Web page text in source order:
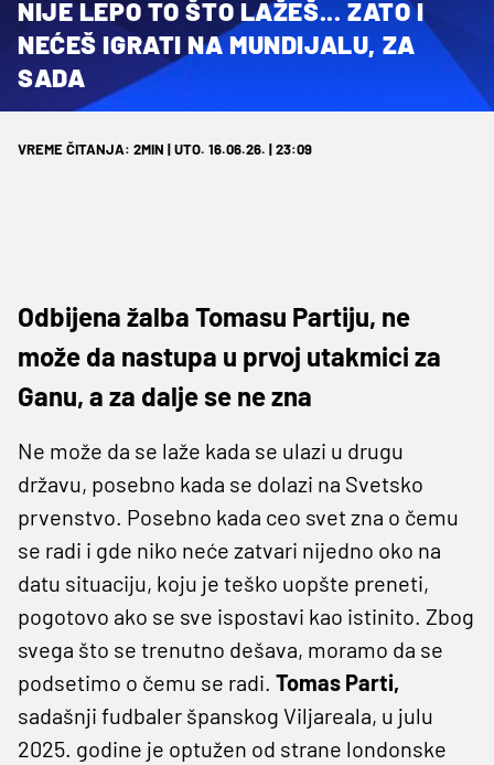
NIJE LEPO TO ŠTO LAŽEŠ... ZATO I
NEĆEŠ IGRATI NA MUNDIJALU, ZA
SADA
VREME ČITANJA: 2MIN | UTO. 16.06.26. | 23:09
Odbijena žalba Tomasu Partiju, ne
može da nastupa u prvoj utakmici za
Ganu, a za dalje se ne zna
Ne može da se laže kada se ulazi u drugu
državu, posebno kada se dolazi na Svetsko
prvenstvo. Posebno kada ceo svet zna o čemu
se radi i gde niko neće zatvari nijedno oko na
datu situaciju, koju je teško uopšte preneti,
pogotovo ako se sve ispostavi kao istinito. Zbog
svega što se trenutno dešava, moramo da se
podsetimo o čemu se radi. Tomas Parti,
sadašnji fudbaler španskog Viljareala, u julu
2025. godine je optužen od strane londonske